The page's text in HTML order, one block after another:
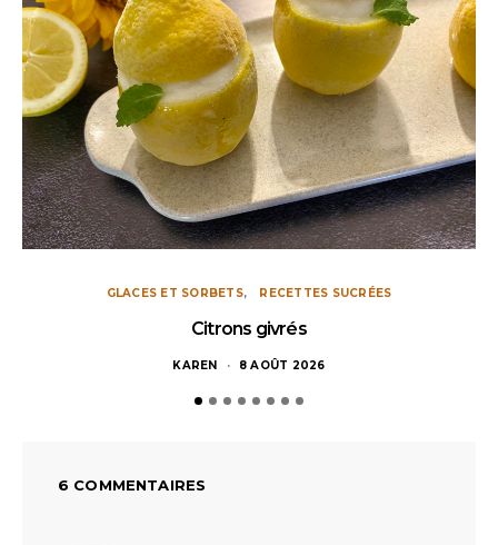
GLACES ET SORBETS RECETTES SUCRÉES
Citrons givrés
KAREN 8 AOÛT 2026
6 COMMENTAIRES